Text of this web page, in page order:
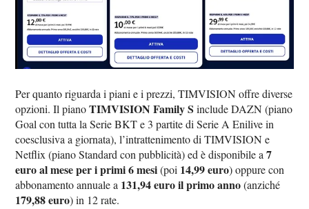
Per quanto riguarda i piani e i prezzi, TIMVISION offre diverse
opzioni. Il pianoTIMVISION Family S include DAZN (piano
Goal con tutta la Serie BKT e 3 partite di Serie A Enilive in
coesclusiva a giornata), l’intrattenimento di TIMVISION e
Netflix (piano Standard con pubblicità) ed è disponibile a7
euro al mese per i primi 6 mesi(poi 14,99 euro) oppure con
abbonamento annuale a 131,94 euro il primo anno(anziché
179,88 euro) in 12 rate.